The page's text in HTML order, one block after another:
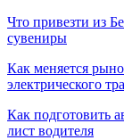
Что привезти из
сувениры
Как меняется
электрического
Как подготовить
лист водителя